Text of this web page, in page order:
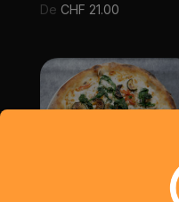
De CHF 21.00